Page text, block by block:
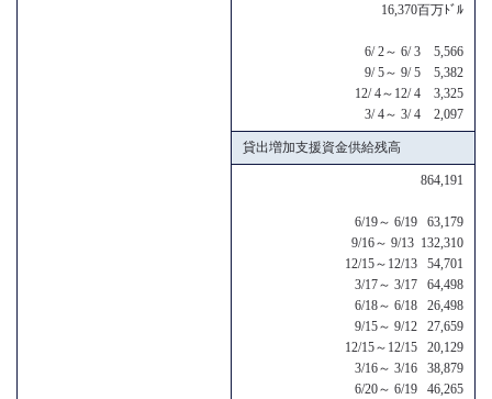
16,370百万ﾄﾞﾙ
6/ 2～ 6/ 3 5,566
9/ 5～ 9/ 5 5,382
12/ 4～12/ 4 3,325
3/ 4～ 3/ 4 2,097
貸出増加支援資金供給残高
864,191
6/19～ 6/19 63,179
9/16～ 9/13 132,310
12/15～12/13 54,701
3/17～ 3/17 64,498
6/18～ 6/18 26,498
9/15～ 9/12 27,659
12/15～12/15 20,129
3/16～ 3/16 38,879
6/20～ 6/19 46,265